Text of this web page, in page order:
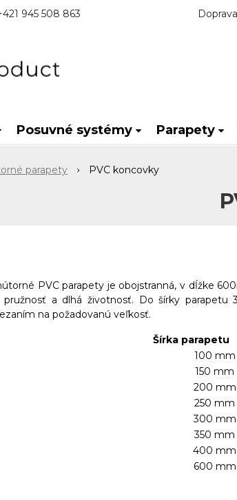
945 508 863
Posuvné systémy Parapety
parapety PVC koncovky
PVC parapety je obojstranná, v dĺžke
pružnosť a dlhá životnosť. Do šírky
zrezaním na požadovanú
mm
mm
mm
mm
mm
mm
mm
mm